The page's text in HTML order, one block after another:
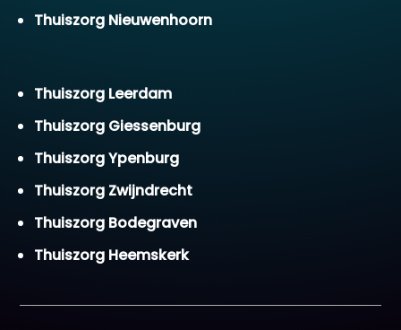
Thuiszorg Nieuwenhoorn
Thuiszorg Leerdam
Thuiszorg Giessenburg
Thuiszorg Ypenburg
Thuiszorg Zwijndrecht
Thuiszorg Bodegraven
Thuiszorg Heemskerk